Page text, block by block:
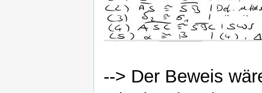
--> Der Beweis